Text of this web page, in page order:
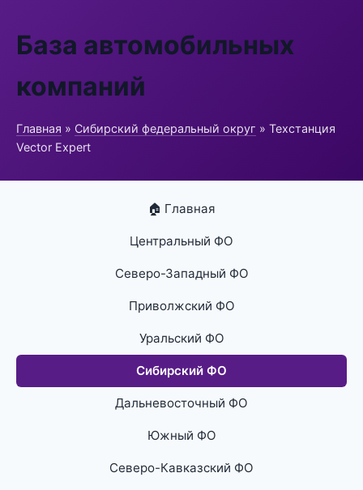
База автомобильных
компаний
Главная » Сибирский федеральный округ » Техстанция
Vector Expert
🏠 Главная
Центральный ФО
Северо-Западный ФО
Приволжский ФО
Уральский ФО
Сибирский ФО
Дальневосточный ФО
Южный ФО
Северо-Кавказский ФО